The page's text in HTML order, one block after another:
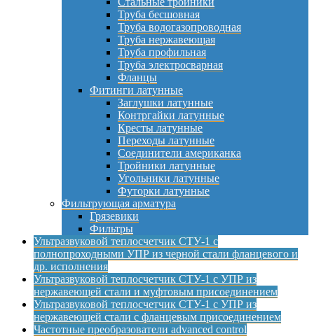
Труба бесшовная
Труба водогазопроводная
Труба нержавеющая
Труба профильная
Труба электросварная
Фланцы
Фитинги латунные
Заглушки латунные
Контргайки латунные
Кресты латунные
Переходы латунные
Соединители американка
Тройники латунные
Угольники латунные
Футорки латунные
Фильтрующая арматура
Грязевики
Фильтры
Ультразвуковой теплосчетчик СТУ-1 с
полнопроходными УПР из черной стали фланцевого и
др. исполнения
Ультразвуковой теплосчетчик СТУ-1 с УПР из
нержавеющей стали и муфтовым присоединением
Ультразвуковой теплосчетчик СТУ-1 с УПР из
нержавеющей стали с фланцевым присоединением
Частотные преобразователи advanced control